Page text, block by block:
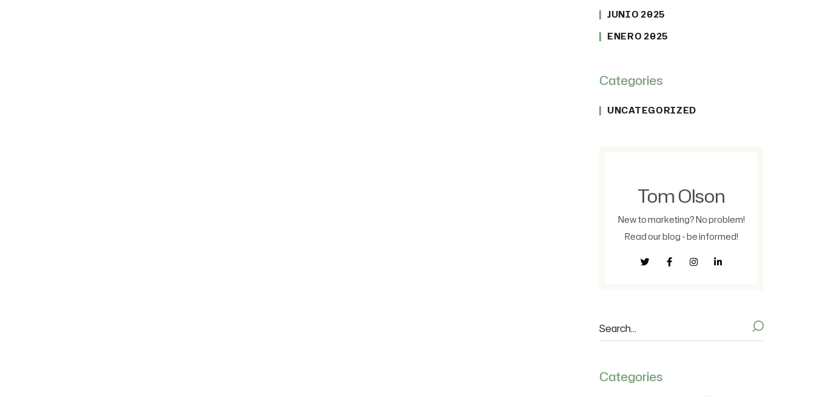
JUNIO 2025
ENERO 2025
Categories
UNCATEGORIZED
Tom Olson
New to marketing? No problem!
Read our blog - be informed!
Categories